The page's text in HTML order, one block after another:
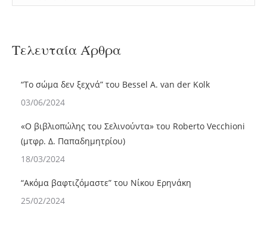
Τελευταία Άρθρα
“Το σώμα δεν ξεχνά” του Bessel A. van der Kolk
03/06/2024
«Ο βιβλιoπώλης του Σελινούντα» του Roberto Vecchioni
(μτφρ. Δ. Παπαδημητρίου)
18/03/2024
“Ακόμα βαφτιζόμαστε” του Νίκου Ερηνάκη
25/02/2024